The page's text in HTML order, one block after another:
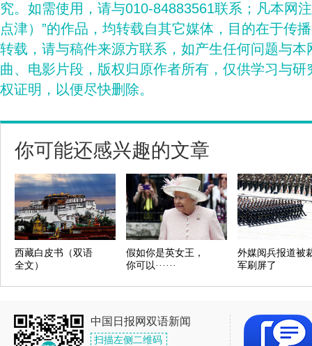
究。如需使用，请与010-84883561联系；凡本网
点津）”的作品，均转载自其它媒体，目的在于传
转载，请与稿件来源方联系，如产生任何问题与
曲、电影片段，版权归原作者所有，仅供学习与
权证明，以便尽快删除。
你可能还感兴趣的文章
西藏白皮书（双语
全文）
假如你是英女王，
你可以······
外媒阅兵报道被
军刷屏了
中国日报网双语新闻
扫描左侧二维码